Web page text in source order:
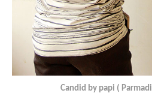
Candid by papi (